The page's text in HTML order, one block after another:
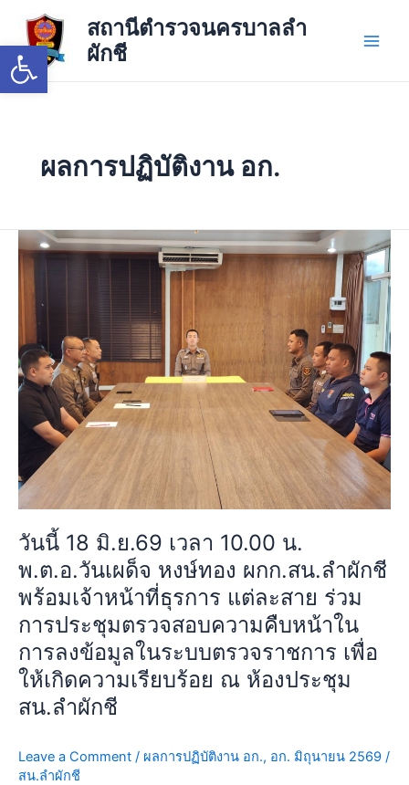
Open toolbar
content
สถานีตำรวจนครบาลลำ
ผักชี
ผลการปฏิบัติงาน อก.
วันนี้ 18 มิ.ย.69 เวลา 10.00 น.
พ.ต.อ.วันเผด็จ หงษ์ทอง ผกก.สน.ลำผักชี
พร้อมเจ้าหน้าที่ธุรการ แต่ละสาย ร่วม
การประชุมตรวจสอบความคืบหน้าใน
การลงข้อมูลในระบบตรวจราชการ เพื่อ
ให้เกิดความเรียบร้อย ณ ห้องประชุม
สน.ลำผักชี
Leave a Comment / ผลการปฏิบัติงาน อก., อก. มิถุนายน 2569 /
สน.ลำผักชี
วัน
นี้
มิ.ย.69
เวลา
10.00
น.
พ.ต.อ.วัน
เผด็จ
หงษ์
ผกก.สน.ลำ
ผักชี
เจ้า
หน้าที่
ธุรการ
สาย
ร่วม
การ
ประชุม
ความ